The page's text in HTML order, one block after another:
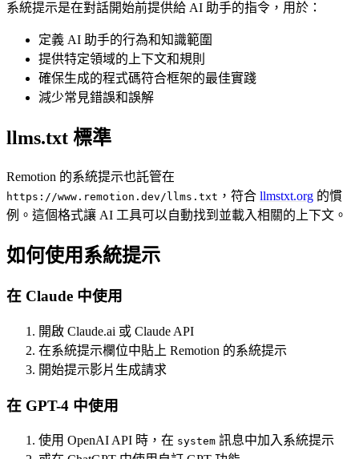
系統提示是在對話開始前提供給 AI 助手的指令，用於：
定義 AI 助手的行為和知識範圍
提供特定領域的上下文和規則
確保生成的程式碼符合框架的最佳實踐
減少常見錯誤和誤解
llms.txt 標準
Remotion 的系統提示也託管在
https://www.remotion.dev/llms.txt ，符合 llmstxt.org 的慣
例。這個格式讓 AI 工具可以自動找到並載入相關的上下文。
如何使用系統提示
在 Claude 中使用
開啟 Claude.ai 或 Claude API
在系統提示欄位中貼上 Remotion 的系統提示
開始提示影片生成請求
在 GPT-4 中使用
使用 OpenAI API 時，在 system 訊息中加入系統提示